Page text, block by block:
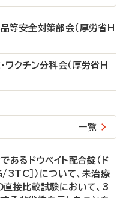
等安全対策部会（厚労省H
クチン分科会（厚労省H
一覧
あるドウベイト配合錠（ド
3TC］）について、未治療
接比較試験において、3